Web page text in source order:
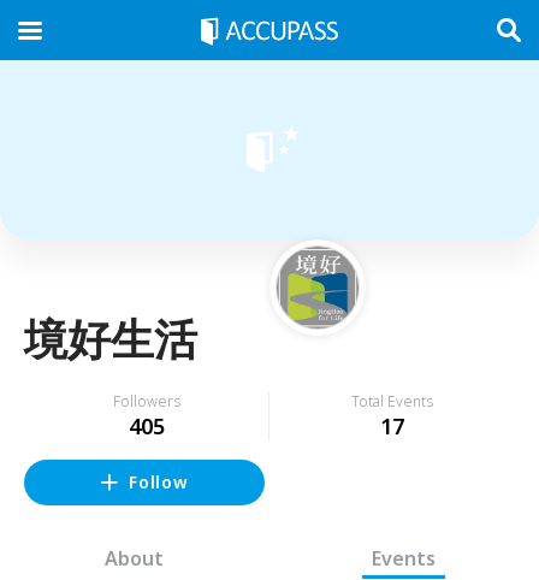
境好生活
Followers
405
Total Events
17
Follow
About Events